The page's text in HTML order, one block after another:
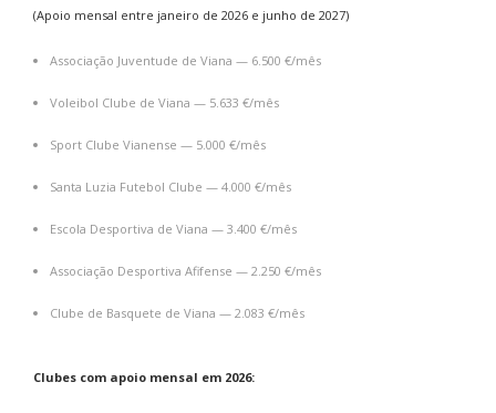
(Apoio mensal entre janeiro de 2026 e junho de 2027)
Associação Juventude de Viana — 6.500 €/mês
Voleibol Clube de Viana — 5.633 €/mês
Sport Clube Vianense — 5.000 €/mês
Santa Luzia Futebol Clube — 4.000 €/mês
Escola Desportiva de Viana — 3.400 €/mês
Associação Desportiva Afifense — 2.250 €/mês
Clube de Basquete de Viana — 2.083 €/mês
Clubes com apoio mensal em 2026: